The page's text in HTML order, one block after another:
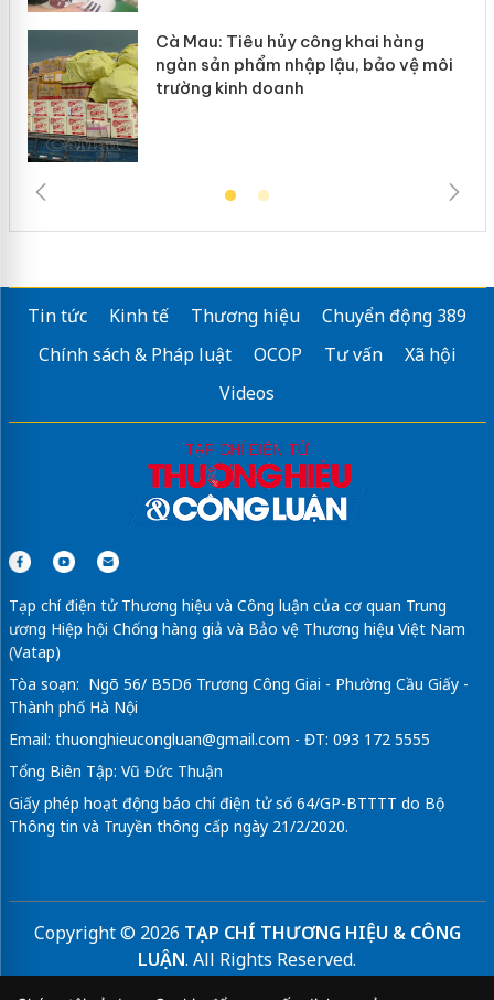
Cà Mau: Tiêu hủy công khai hàng
ngàn sản phẩm nhập lậu, bảo vệ môi
trường kinh doanh
Tin tức Kinh tế Thương hiệu
Chuyển động 389
Chính sách & Pháp luật
OCOP Tư vấn
Xã hội
Videos
Tạp chí điện tử Thương hiệu và Công luận của cơ quan Trung
ương Hiệp hội Chống hàng giả và Bảo vệ Thương hiệu Việt Nam
(Vatap)
Tòa soạn: Ngõ 56/ B5D6 Trương Công Giai - Phường Cầu Giấy -
Thành phố Hà Nội
Email: thuonghieucongluan@gmail.com - ĐT: 093 172 5555
Tổng Biên Tập: Vũ Đức Thuận
Giấy phép hoạt động báo chí điện tử số 64/GP-BTTTT do Bộ
Thông tin và Truyền thông cấp ngày 21/2/2020.
Copyright © 2026 TẠP CHÍ THƯƠNG HIỆU & CÔNG
LUẬN. All Rights Reserved.
Bản quyền thuộc Tạp chí Thương hiệu và Công luận. Cấm